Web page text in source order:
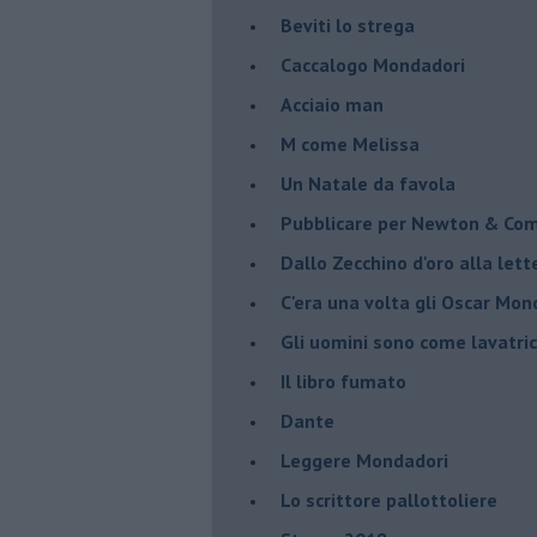
Beviti lo strega
Caccalogo Mondadori
Acciaio man
M come Melissa
Un Natale da favola
Pubblicare per Newton &
Dallo Zecchino d'oro alla
C'era una volta gli Oscar
Gli uomini sono come
Il libro fumato
Dante
Leggere Mondadori
Lo scrittore pallottoliere